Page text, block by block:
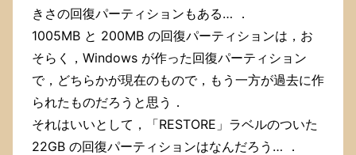
きさの回復パーティションもある… ．
1005MB と 200MB の回復パーティションは，お
そらく，Windows が作った回復パーティション
で，どちらかが現在のもので，もう一方が過去に作
られたものだろうと思う．
それはいいとして，「RESTORE」ラベルのついた
22GB の回復パーティションはなんだろう… ．